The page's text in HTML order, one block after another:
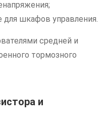
шкафов управления.
средней и
тормозного
и